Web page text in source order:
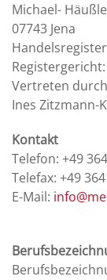
Michael-
07743 Jena
Vertreten
Ines Zitzmann-
Kontakt
Telefon: +49
Telefax: +49
E-Mail: